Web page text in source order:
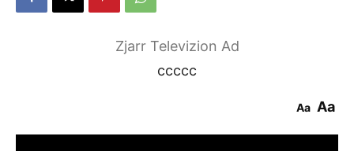
Zjarr Televizion Ad
ccccc
Aa Aa